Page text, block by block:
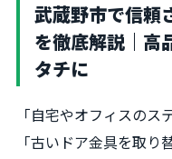
武蔵野市で信頼
を徹底解説｜高
タチに
「自宅やオフィスのス
「古いドア金具を取